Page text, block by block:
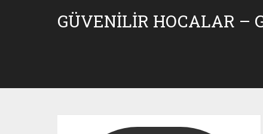
GÜVENILIR HOCALAR –